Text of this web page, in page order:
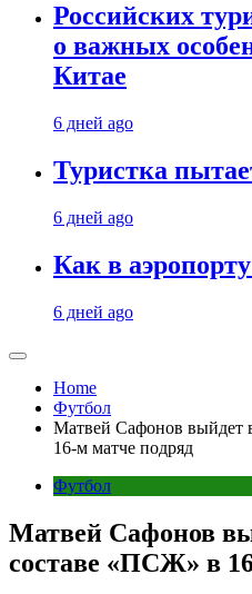
Российских
о важных
Китае
6 дней ago
Туристка
6 дней ago
Как в
6 дней ago
Home
Футбол
Матвей Сафонов выйдет
16-м матче подряд
Футбол
Матвей Сафонов
составе «ПСЖ» в